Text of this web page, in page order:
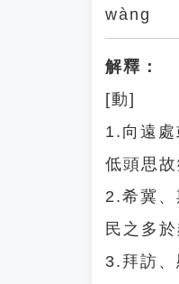
wàng
解釋：
[動]
1.向遠
低頭思
2.希冀
民之多於
3.拜訪、